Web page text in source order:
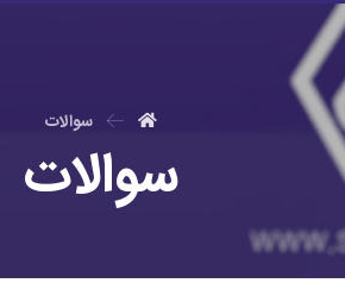
سوالات
سوالات